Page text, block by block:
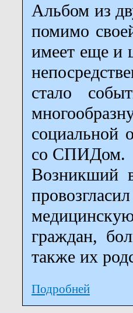
Альбом из
помимо
имеет еще и
стало
социальной
со СПИДом.
Возникший
граждан,
также их
Подробней